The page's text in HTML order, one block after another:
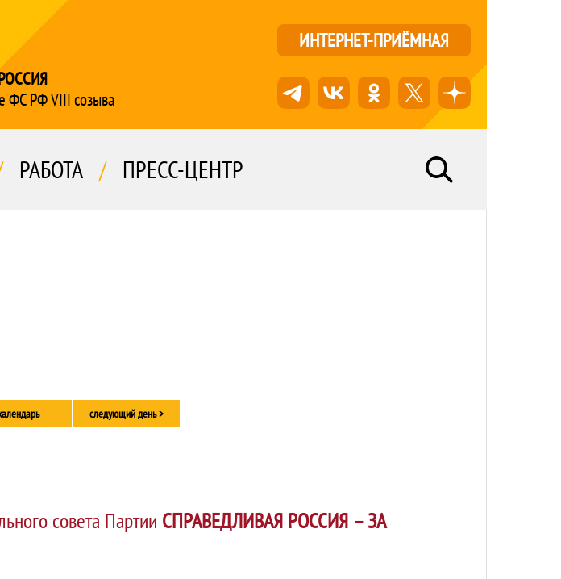
ФС РФ VIII созыва
ИНТЕРНЕТ-ПРИЁМНАЯ
РАБОТА / ПРЕСС-ЦЕНТР
следующий день >
совета Партии СПРАВЕДЛИВАЯ РОССИЯ – ЗА